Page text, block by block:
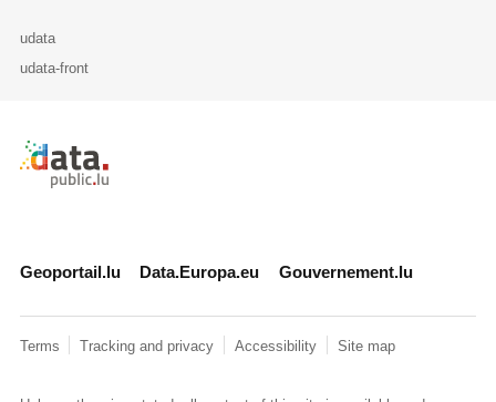
udata
udata-front
Retour à l'accueil de data.public.lu
Geoportail.lu Data.Europa.eu Gouvernement.lu
Terms Tracking and privacy Accessibility Site map